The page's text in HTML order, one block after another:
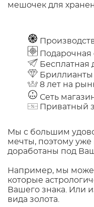
мешочек для
Бесплатная
Бриллианты
8 лет на
Сеть
Приватный
Мы с большим
мечты, поэтому уже
доработаны под
Например, мы
которые
Вашего знака. Или
вида золота.